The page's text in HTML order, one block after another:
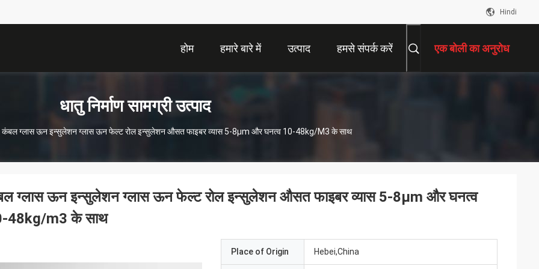
Hindi
होम हमारे बारे में उत्पाद हमसे संपर्क करें एक बोली का अनुरोध
धातु निर्माण सामग्री उत्पाद
कंबल ग्लास ऊन इन्सुलेशन ग्लास ऊन फेल्ट रोल इन्सुलेशन औसत फाइबर व्यास 5-8μm और घनत्व 10-48kg/m3 के साथ
ग्लास ऊन इन्सुलेशन ग्लास ऊन फेल्ट रोल इन्सुलेशन औसत फाइबर व्यास 5-8μm और घनत्व
48kg/m3 के साथ
Place of Origin Hebei,China